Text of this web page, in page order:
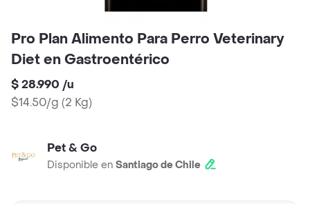
Pro Plan Alimento Para Perro Veterinary
Diet en Gastroentérico
$ 28.990 /u
$14.50/g (2 Kg)
Pet & Go
Disponible en Santiago de Chile